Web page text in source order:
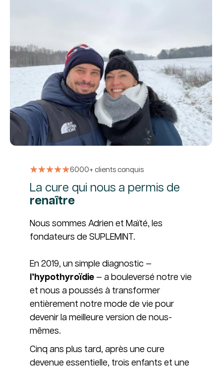
6000+ clients conquis
La cure qui nous a permis de
renaître
Nous sommes Adrien et Maïté, les
fondateurs de SUPLEMINT.
En 2019, un simple diagnostic —
l’hypothyroïdie — a bouleversé notre vie
et nous a poussés à transformer
entièrement notre mode de vie pour
devenir la meilleure version de nous-
mêmes.
Cinq ans plus tard, après une cure
devenue essentielle, trois enfants et une